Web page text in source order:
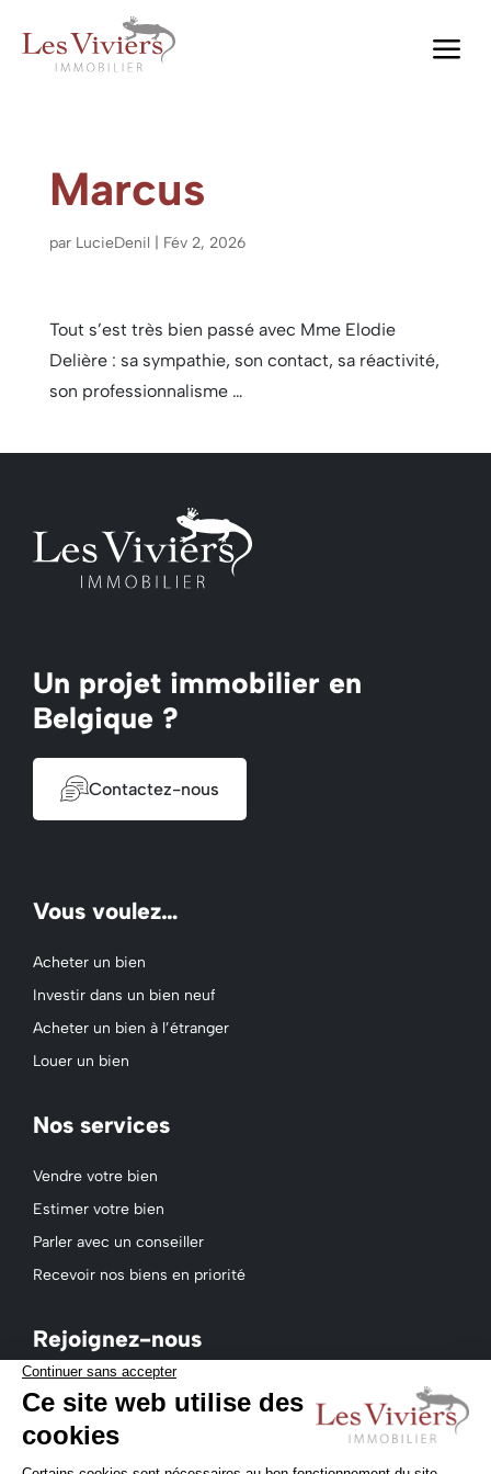
a
Marcus
par LucieDenil Fév 2, 2026
Tout s’est très bien passé avec Mme Elodie
Delière : sa sympathie, son contact, sa réactivité,
son professionnalisme …
Un projet immobilier en
Belgique ?
Contactez-nous
Vous voulez…
Acheter un bien
Investir dans un bien neuf
Acheter un bien à l’étranger
Louer un bien
Nos services
Vendre votre bien
Estimer votre bien
Parler avec un conseiller
Recevoir nos biens en priorité
Rejoignez-nous